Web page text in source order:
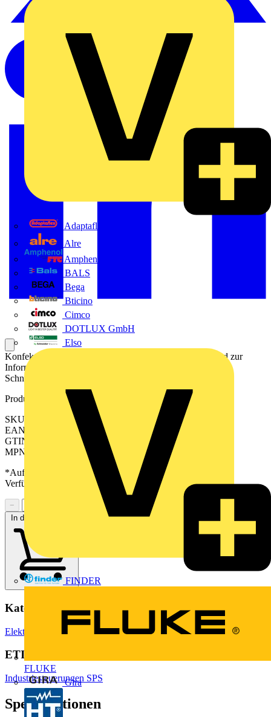
Adaptaflex
Alre
Amphenol FTG
BALS
Bega
Bticino
Cimco
DOTLUX GmbH
Elso
FINDER
FLUKE
Gira
Konfektioniertes Kabel für die elektrische Verbindung und zur
Informationsübertragung zwischen der SPS und einer SPS-
Schnittstelle.
Produktkennzeichen
SKU: 2531070020
EAN: 04032248319367
GTIN: 04032248319367
MPN: PAC-S300-HE20-V4HF-2M
*Auf Anfrage verfügbar - bitte in den Warenkorb legen, um
Verfügbarkeit zu prüfen
−
In den Warenkorb
Kategorien
Elektrokabel & LeitungenSpezialkabel
ETIM Group
Industriesteuerungen SPS
Spezifikationen